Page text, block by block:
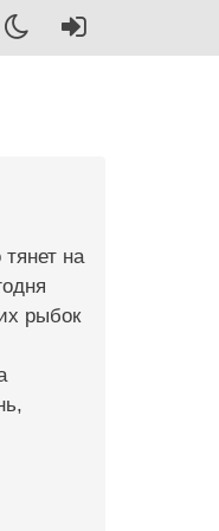
на
рыбок